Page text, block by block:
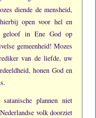
diende de mensheid,
open voor hel en
geloof in Ene God op
gemeenheid!Mozes
van de liefde, uw
honen God en
plannen niet
volk doorziet